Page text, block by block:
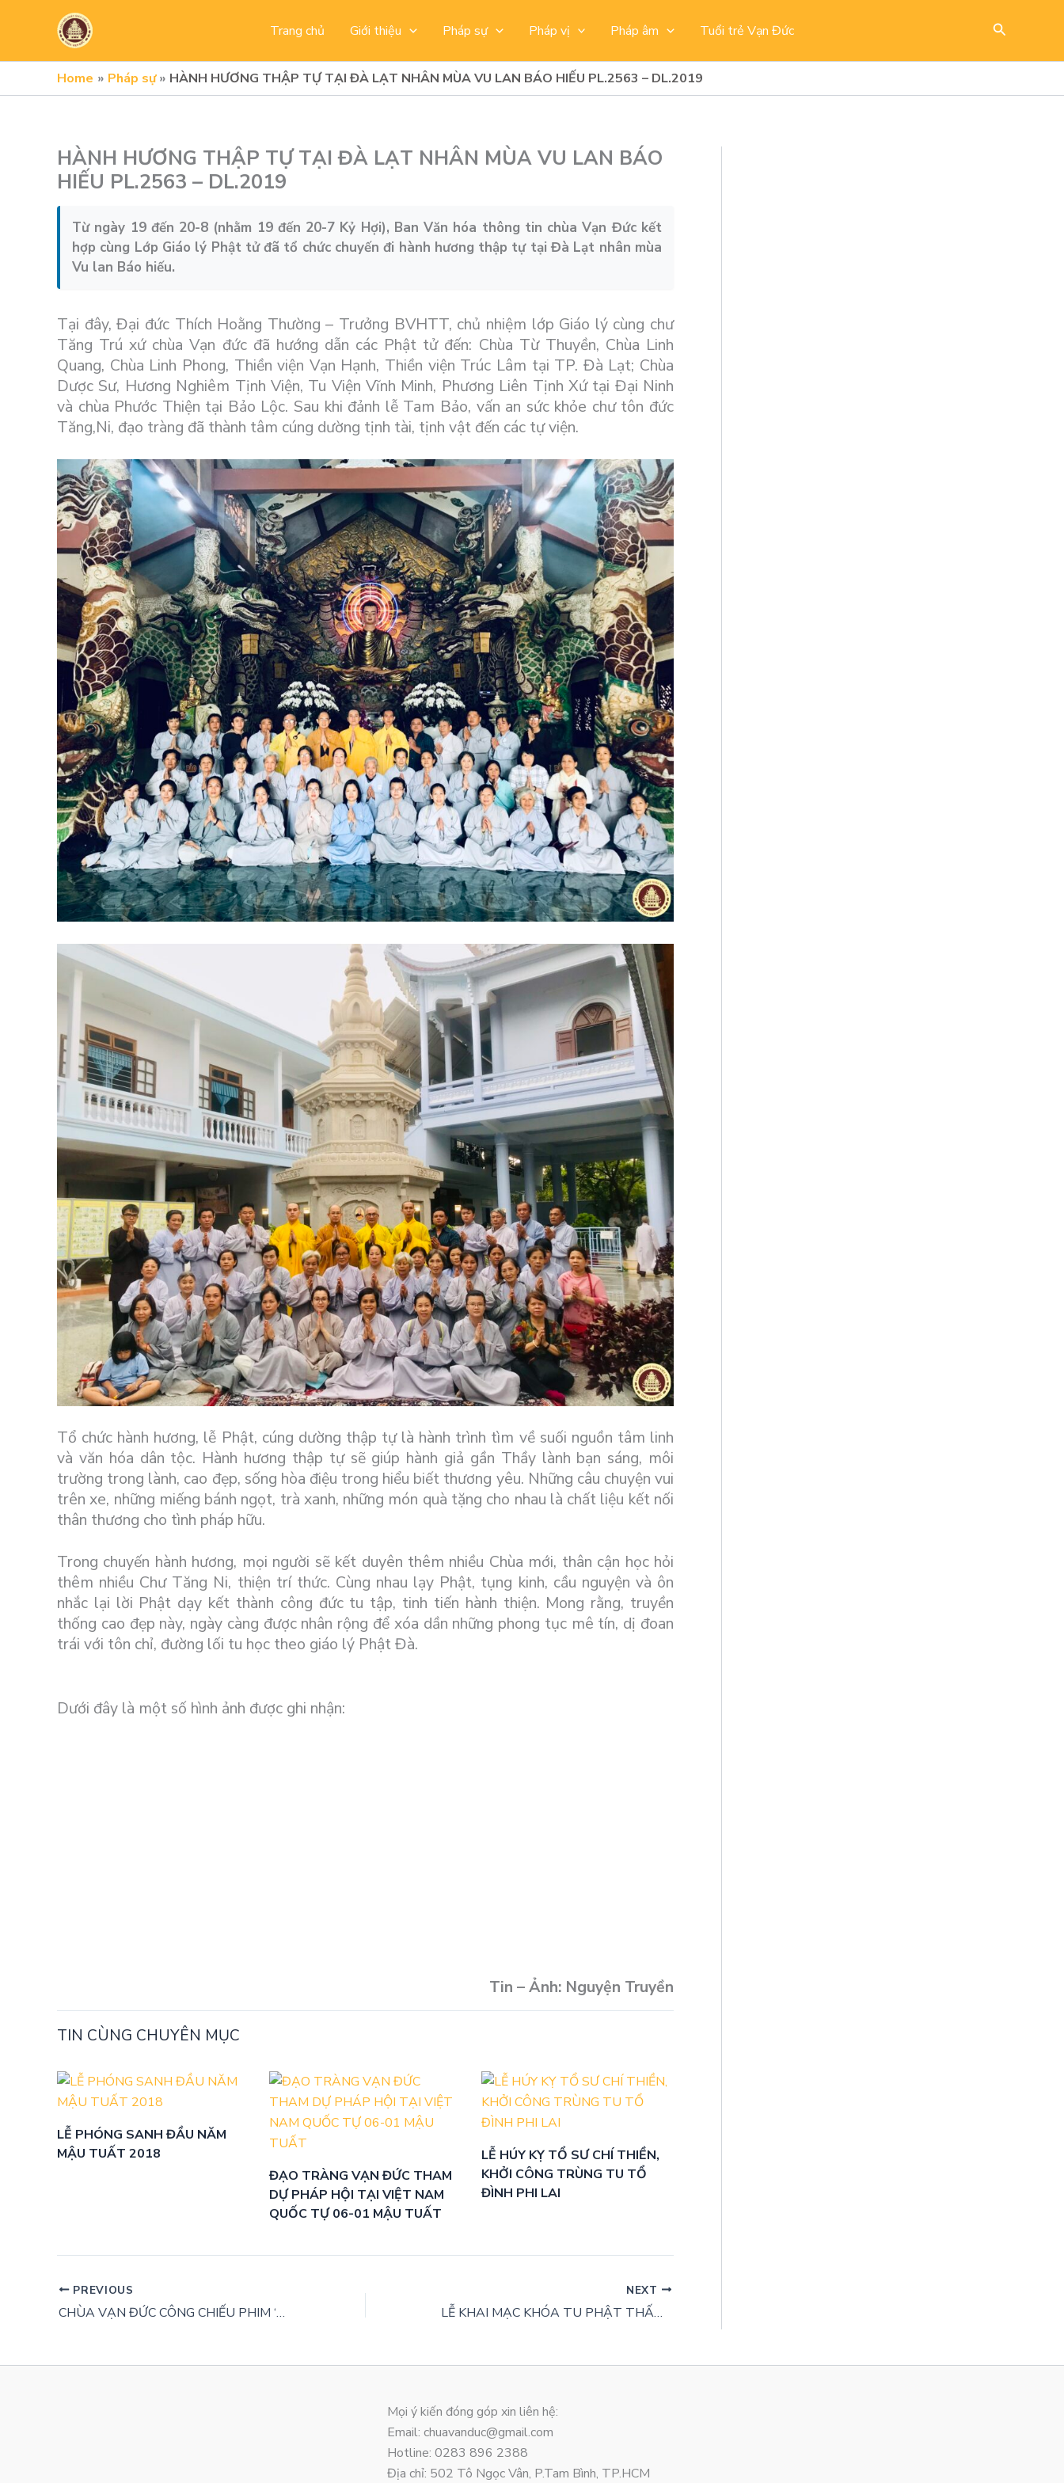
Trang chủ Giới thiệu Pháp sự Pháp vị Pháp âm Tuổi trẻ Vạn Đức Search
Home Pháp sự HÀNH HƯƠNG THẬP TỰ TẠI ĐÀ LẠT NHÂN MÙA VU LAN BÁO HIẾU PL.2563 – DL.2019
HÀNH HƯƠNG THẬP TỰ TẠI ĐÀ LẠT NHÂN MÙA VU LAN BÁO
HIẾU PL.2563 – DL.2019
Từ ngày 19 đến 20-8 (nhằm 19 đến 20-7 Kỷ Hợi), Ban Văn hóa thông tin chùa Vạn Đức kết
hợp cùng Lớp Giáo lý Phật tử đã tổ chức chuyến đi hành hương thập tự tại Đà Lạt nhân mùa
Vu lan Báo hiếu.
Tại đây, Đại đức Thích Hoằng Thường – Trưởng BVHTT, chủ nhiệm lớp Giáo lý cùng chư
Tăng Trú xứ chùa Vạn đức đã hướng dẫn các Phật tử đến: Chùa Từ Thuyền, Chùa Linh
Quang, Chùa Linh Phong, Thiền viện Vạn Hạnh, Thiền viện Trúc Lâm tại TP. Đà Lạt; Chùa
Dược Sư, Hương Nghiêm Tịnh Viện, Tu Viện Vĩnh Minh, Phương Liên Tịnh Xứ tại Đại Ninh
và chùa Phước Thiện tại Bảo Lộc. Sau khi đảnh lễ Tam Bảo, vấn an sức khỏe chư tôn đức
Tăng,Ni, đạo tràng đã thành tâm cúng dường tịnh tài, tịnh vật đến các tự viện.
Tổ chức hành hương, lễ Phật, cúng dường thập tự là hành trình tìm về suối nguồn tâm linh
và văn hóa dân tộc. Hành hương thập tự sẽ giúp hành giả gần Thầy lành bạn sáng, môi
trường trong lành, cao đẹp, sống hòa điệu trong hiểu biết thương yêu. Những câu chuyện vui
trên xe, những miếng bánh ngọt, trà xanh, những món quà tặng cho nhau là chất liệu kết nối
thân thương cho tình pháp hữu.
Trong chuyến hành hương, mọi người sẽ kết duyên thêm nhiều Chùa mới, thân cận học hỏi
thêm nhiều Chư Tăng Ni, thiện trí thức. Cùng nhau lạy Phật, tụng kinh, cầu nguyện và ôn
nhắc lại lời Phật dạy kết thành công đức tu tập, tinh tiến hành thiện. Mong rằng, truyền
thống cao đẹp này, ngày càng được nhân rộng để xóa dần những phong tục mê tín, dị đoan
trái với tôn chỉ, đường lối tu học theo giáo lý Phật Đà.
Dưới đây là một số hình ảnh được ghi nhận:
Tin – Ảnh: Nguyện Truyền
TIN CÙNG CHUYÊN MỤC
LỄ PHÓNG SANH ĐẦU NĂM
MẬU TUẤT 2018
ĐẠO TRÀNG VẠN ĐỨC THAM
DỰ PHÁP HỘI TẠI VIỆT NAM
QUỐC TỰ 06-01 MẬU TUẤT
LỄ HÚY KỴ TỔ SƯ CHÍ THIỀN,
KHỞI CÔNG TRÙNG TU TỔ
ĐÌNH PHI LAI
PREVIOUS
CHÙA VẠN ĐỨC CÔNG CHIẾU PHIM ‘VỀ PHÍA MẶT TRỜI’ TẠI CHÙA TỪ THUYỀN
NEXT
LỄ KHAI MẠC KHÓA TU PHẬT THẤT KỲ 34 TẠI CHÙA VẠN ĐỨC
Mọi ý kiến đóng góp xin liên hệ:
Email: chuavanduc@gmail.com
Hotline: 0283 896 2388
Địa chỉ: 502 Tô Ngọc Vân, P.Tam Bình, TP.HCM